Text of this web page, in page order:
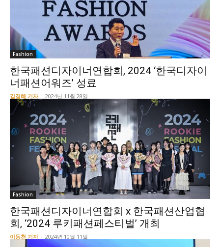
Fashion
한국패션디자이너연합회, 2024 ‘한국디자이
너패션어워즈’ 성료
김경혜 기자 - 2024년 11월 28일
Fashion
한국패션디자이너연합회 x 한국패션산업협
회, ‘2024 루키패션페스티벌’ 개최
이동천 기자 - 2024년 10월 11일